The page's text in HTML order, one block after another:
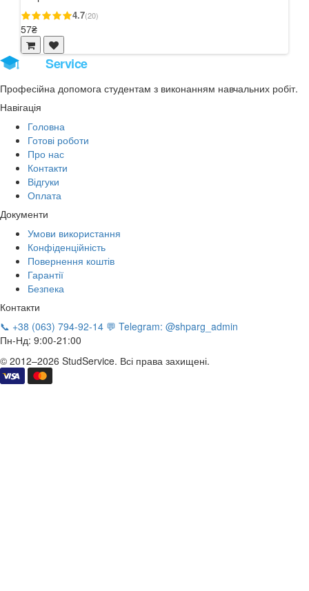
4.7(20)
57₴
Service
Професійна допомога студентам з виконанням навчальних робіт.
Навігація
Головна
Готові роботи
Про нас
Контакти
Відгуки
Оплата
Документи
Умови використання
Конфіденційність
Повернення коштів
Гарантії
Безпека
Контакти
📞 +38 (063) 794-92-14 💬 Telegram: @shparg_admin
Пн-Нд: 9:00-21:00
© 2012–2026 StudService. Всі права захищені.